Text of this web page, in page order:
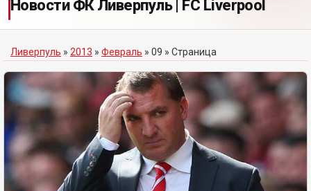
Новости ФК Ливерпуль | FC Liverpool
Ливерпуль » 2013 » Февраль » 09 » Страница